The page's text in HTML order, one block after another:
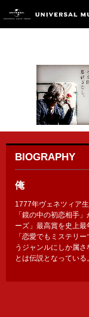
BIOGRAPHY
俺
1777年ヴェネツィア
「鏡の中の初恋相手
ーズ」最高賞を史上最
「恋愛でもミステリ
うジャンルにしか属
とは伝説となっている。